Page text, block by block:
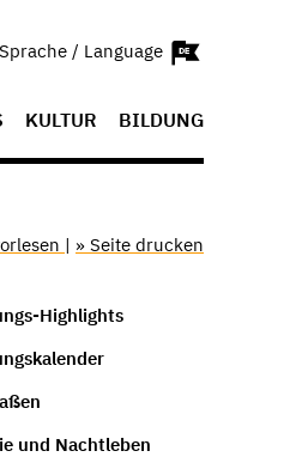
Sprache / Language
KULTUR BILDUNG
| » Seite drucken
Highlights
und Nachtleben